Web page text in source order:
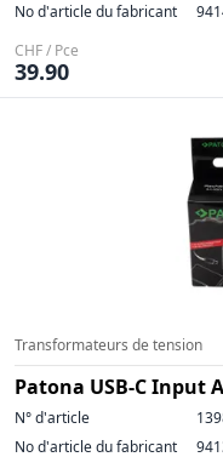
No d'article du fabricant
CHF / Pce
39.90
Transformateurs de tension
Patona USB-C Input
N° d'article
No d'article du fabricant